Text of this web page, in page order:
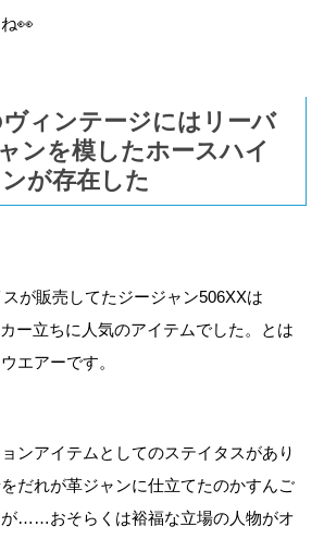
👀
ィンテージにはリーバ
ンを模したホースハイ
が存在した
が販売してたジージャン506XXは
ー立ちに人気のアイテムでした。とは
エアーです。
ンアイテムとしてのステイタスがあり
だれが革ジャンに仕立てたのかすんご
が……おそらくは裕福な立場の人物がオ